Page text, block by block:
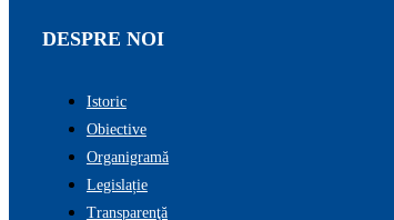
DESPRE NOI
Istoric
Obiective
Organigramă
Legislație
Transparenţă